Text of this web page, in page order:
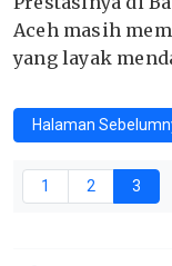
Aceh masih
yang layak
Halaman
1 2 3